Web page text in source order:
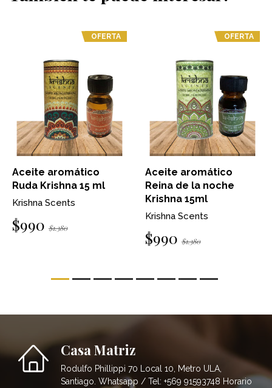
OFERTA
Aceite aromático
Ruda Krishna 15 ml
Krishna Scents
$990 $1.380
OFERTA
Aceite aromático
Reina de la noche
Krishna 15ml
Krishna Scents
$990 $1.380
Casa Matriz
Rodulfo Phillippi 70 Local 10, Metro ULA,
Santiago. Whatsapp / Tel: +569 91593748 Horario